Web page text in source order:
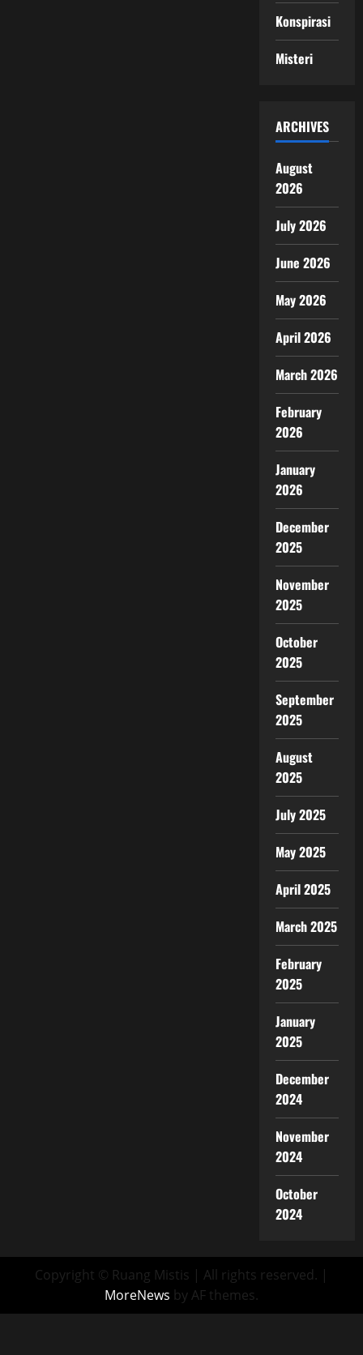
Konspirasi
Misteri
ARCHIVES
August
2026
July 2026
June 2026
May 2026
April 2026
March 2026
February
2026
January
2026
December
2025
November
2025
October
2025
September
2025
August
2025
July 2025
May 2025
April 2025
March 2025
February
2025
January
2025
December
2024
November
2024
October
2024
Copyright © Ruang Mistis | All rights reserved. |
MoreNews by AF themes.